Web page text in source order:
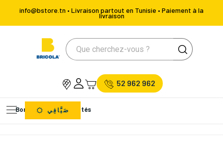
info@bstore.tn • Livraison partout en Tunisie • Paiement à la
livraison
52 962 962
Bons Plans Nouveautés
صَيَّافِي